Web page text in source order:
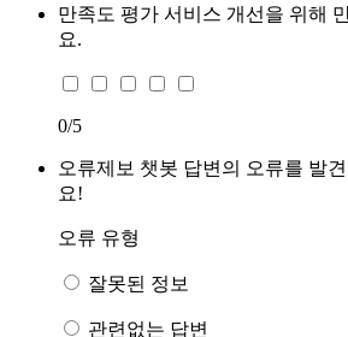
만족도 평가 서비스 개선을 위해
요.
0/5
오류제보 챗봇 답변의 오류를 발
요!
오류 유형
잘못된 정보
관련없는 답변